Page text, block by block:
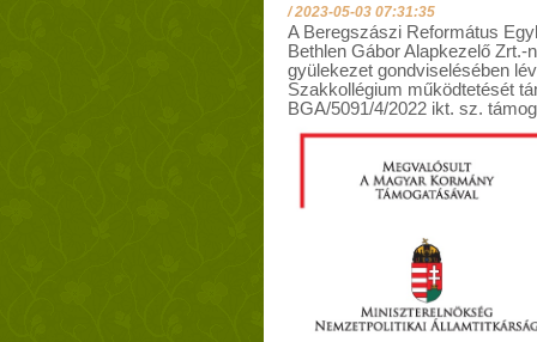
/2023-05-03 07:31:35
A Beregszászi Református
Bethlen Gábor Alapkezelő
gyülekezet gondviselésében
Szakkollégium működtetését
BGA/5091/4/2022 ikt. sz.